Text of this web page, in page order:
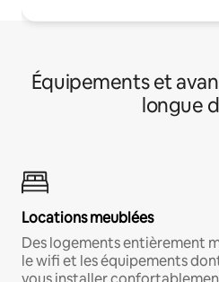
Équipements et
longue
Locations meublées
Des logements entièrement
le wifi et les équipements